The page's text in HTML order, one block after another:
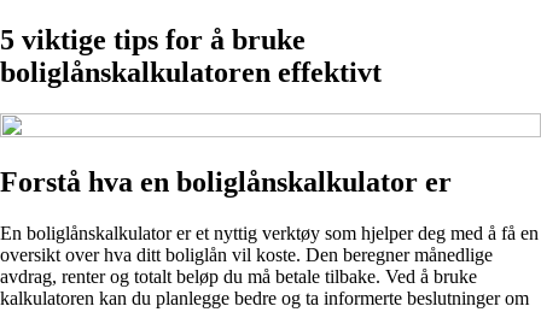
5 viktige tips for å bruke
boliglånskalkulatoren effektivt
Forstå hva en boliglånskalkulator er
En boliglånskalkulator er et nyttig verktøy som hjelper deg med å få en
oversikt over hva ditt boliglån vil koste. Den beregner månedlige
avdrag, renter og totalt beløp du må betale tilbake. Ved å bruke
kalkulatoren kan du planlegge bedre og ta informerte beslutninger om